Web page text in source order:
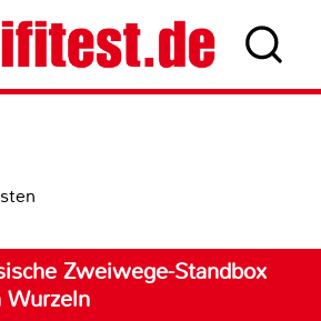
Zweiwege-Standbox
Wurzeln